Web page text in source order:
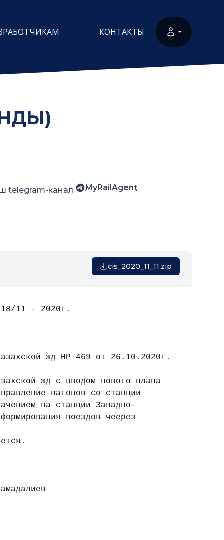
КОНТАКТЫ
telegram-канал MyRailAgent
cis_2020_11_11.zip
жд НР 469 от 26.10.2020г.
жд с вводом нового плана
вагонов со станции
на станции Западно-
поездов чеерез